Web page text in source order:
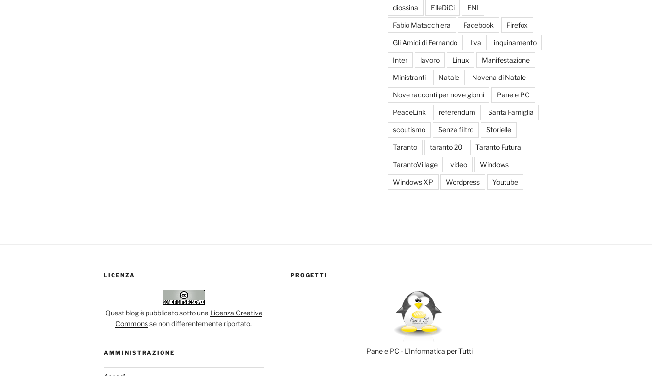
diossina ElleDiCi ENI
Fabio Matacchiera Facebook Firefox
Gli Amici di Fernando Ilva inquinamento
Inter lavoro Linux Manifestazione
Ministranti Natale Novena di Natale
Nove racconti per nove giorni Pane e PC
PeaceLink referendum Santa Famiglia
scoutismo Senza filtro Storielle
Taranto taranto 20 Taranto Futura
TarantoVillage video Windows
Windows XP Wordpress Youtube
LICENZA
Quest blog è pubblicato sotto una Licenza Creative
Commonsse non differentemente riportato.
AMMINISTRAZIONE
PROGETTI
Pane e PC - L’Informatica per Tutti